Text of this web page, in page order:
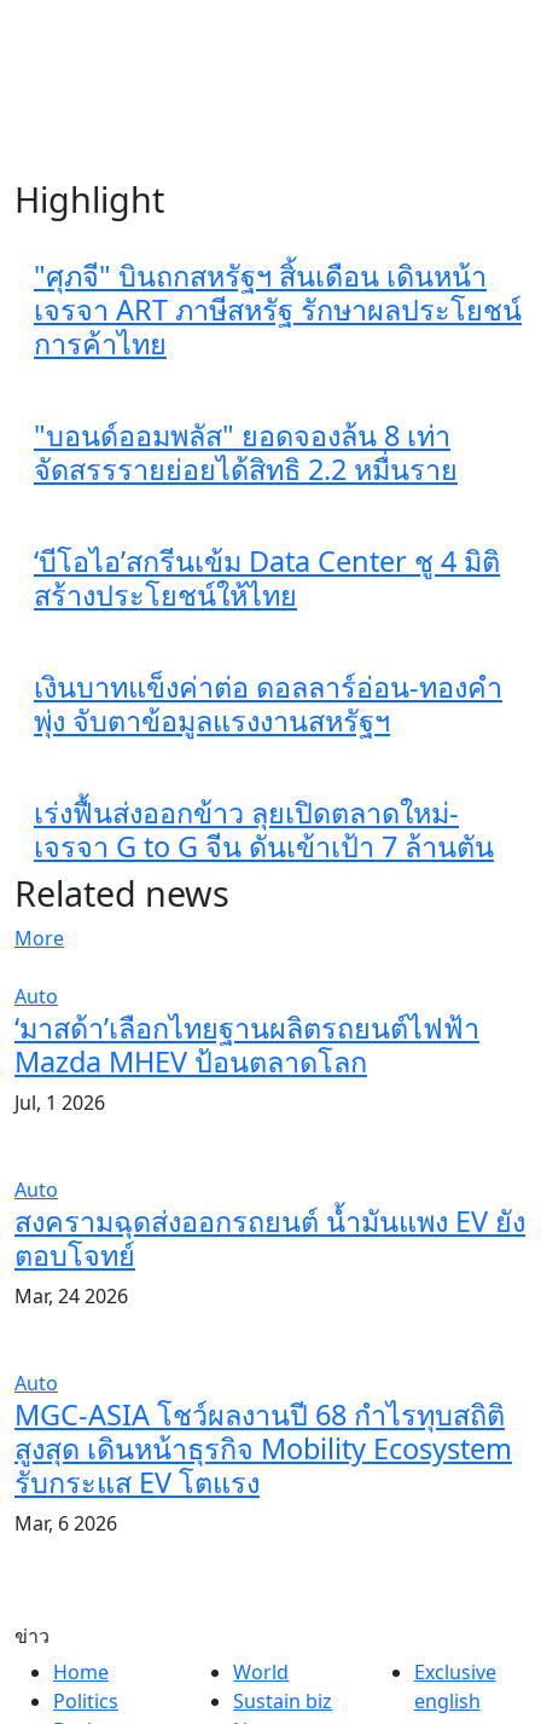
Highlight
"ศุภจี" บินถกสหรัฐฯ สิ้นเดือน เดินหน้า
เจรจา ART ภาษีสหรัฐ รักษาผลประโยชน์
การค้าไทย
"บอนด์ออมพลัส" ยอดจองล้น 8 เท่า
จัดสรรรายย่อยได้สิทธิ 2.2 หมื่นราย
‘บีโอไอ’สกรีนเข้ม Data Center ชู 4 มิติ
สร้างประโยชน์ให้ไทย
เงินบาทแข็งค่าต่อ ดอลลาร์อ่อน-ทองคำ
พุ่ง จับตาข้อมูลแรงงานสหรัฐฯ
เร่งฟื้นส่งออกข้าว ลุยเปิดตลาดใหม่-
เจรจา G to G จีน ดันเข้าเป้า 7 ล้านตัน
Related news
More
Auto
‘มาสด้า’เลือกไทยฐานผลิตรถยนต์ไฟฟ้า
Mazda MHEV ป้อนตลาดโลก
Jul, 1 2026
Auto
สงครามฉุดส่งออกรถยนต์ น้ำมันแพง EV ยัง
ตอบโจทย์
Mar, 24 2026
Auto
MGC-ASIA โชว์ผลงานปี 68 กำไรทุบสถิติ
สูงสุด เดินหน้าธุรกิจ Mobility Ecosystem
รับกระแส EV โตแรง
Mar, 6 2026
ข่าว
Home
Politics
World
Sustain biz
Exclusive
english